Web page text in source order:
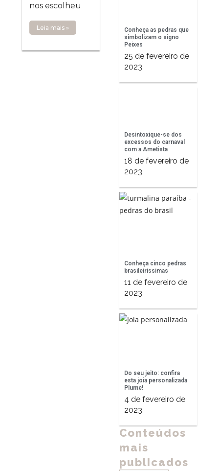
nos escolheu
Leia mais »
Conheça as pedras que
simbolizam o signo
Peixes
25 de fevereiro de
2023
Desintoxique-se dos
excessos do carnaval
com a Ametista
18 de fevereiro de
2023
Conheça cinco pedras
brasileiríssimas
11 de fevereiro de
2023
Do seu jeito: confira
esta joia personalizada
Plume!
4 de fevereiro de
2023
Conteúdos
mais
publicados